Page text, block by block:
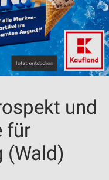
und
für
(Wald)